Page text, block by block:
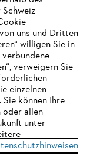
Für
wir Ihnen, zu
uns und Dritten
willigen Sie in
verweigern Sie
einzelnen
können Ihre
oder allen
unter